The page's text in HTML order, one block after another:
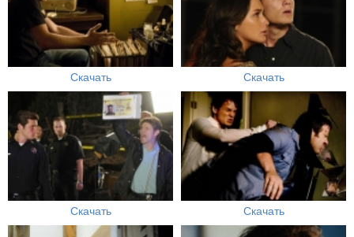
Скачать Скачать
Скачать Скачать